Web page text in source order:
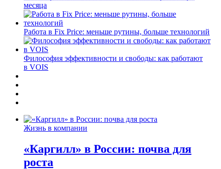
месяца
Работа в Fix Price: меньше рутины, больше технологий
Философия эффективности и свободы: как работают
в VOIS
Жизнь в компании
«Каргилл» в России: почва для
роста